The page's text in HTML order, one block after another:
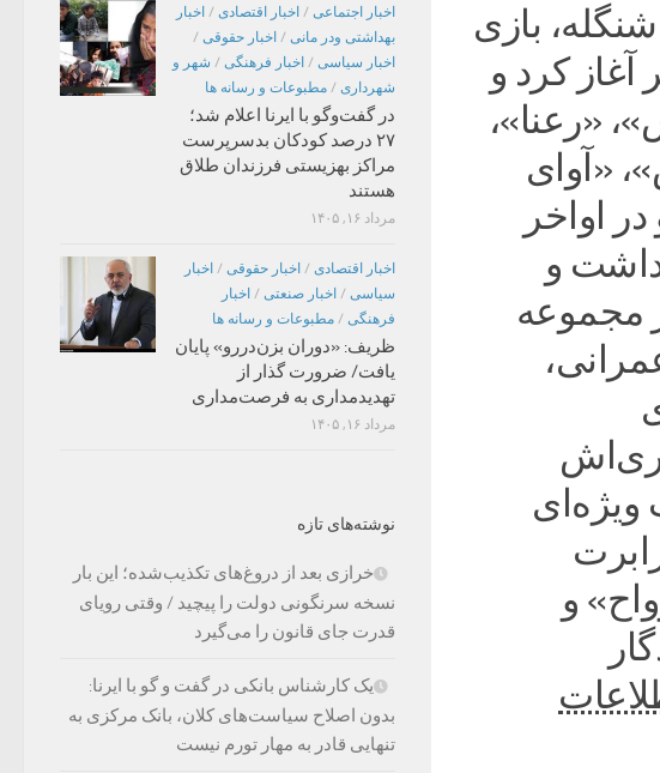
بازی
آغاز کرد و
«رعنا»،
«آوای
اواخر
و
نقش در مجموعه
ویژه‌ای
و
اخبار اجتماعی / اخبار اقتصادی / اخبار
بهداشتی ودر مانی / اخبار حقوقی /
اخبار سیاسی / اخبار فرهنگی / شهر و
شهرداری / مطبوعات و رسانه ها
در گفت‌وگو با ایرنا اعلام شد؛
۲۷ درصد کودکان بدسرپرست
مراکز بهزیستی فرزندان طلاق
هستند
مرداد ۱۶, ۱۴۰۵
اخبار اقتصادی / اخبار حقوقی / اخبار
سیاسی / اخبار صنعتی / اخبار
فرهنگی / مطبوعات و رسانه ها
ظریف: «دوران بزن‌دررو» پایان
یافت/ ضرورت گذار از
تهدیدمداری به فرصت‌مداری
مرداد ۱۶, ۱۴۰۵
نوشته‌های تازه
خرازی بعد از دروغ‌های تکذیب‌شده؛ این بار
نسخه سرنگونی دولت را پیچید / وقتی رویای
قدرت جای قانون را می‌گیرد
یک کارشناس بانکی در گفت و گو با ایرنا:
بدون اصلاح سیاست‌های کلان، بانک مرکزی به
تنهایی قادر به مهار تورم نیست